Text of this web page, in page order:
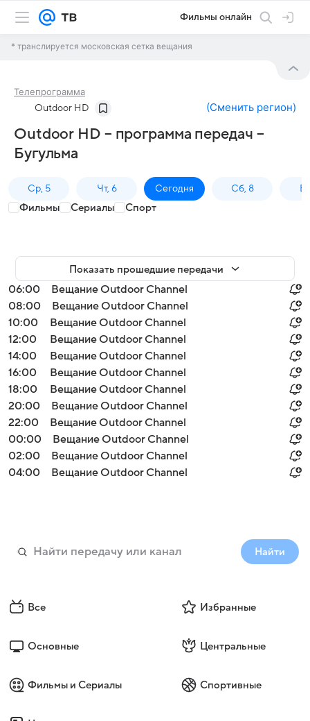
Фильмы онлайн
* транслируется московская сетка вещания
Телепрограмма
Outdoor HD (Сменить регион)
Outdoor HD – программа передач –
Бугульма
Ср, 5 Чт, 6 Сегодня Сб, 8
Фильмы Сериалы Спорт
Показать прошедшие передачи
06:00
Вещание Outdoor Channel
08:00
Вещание Outdoor Channel
10:00
Вещание Outdoor Channel
12:00
Вещание Outdoor Channel
14:00
Вещание Outdoor Channel
16:00
Вещание Outdoor Channel
18:00
Вещание Outdoor Channel
20:00
Вещание Outdoor Channel
22:00
Вещание Outdoor Channel
00:00
Вещание Outdoor Channel
02:00
Вещание Outdoor Channel
04:00
Вещание Outdoor Channel
Найти
Все Избранные
Основные Центральные
Фильмы и Сериалы Спортивные